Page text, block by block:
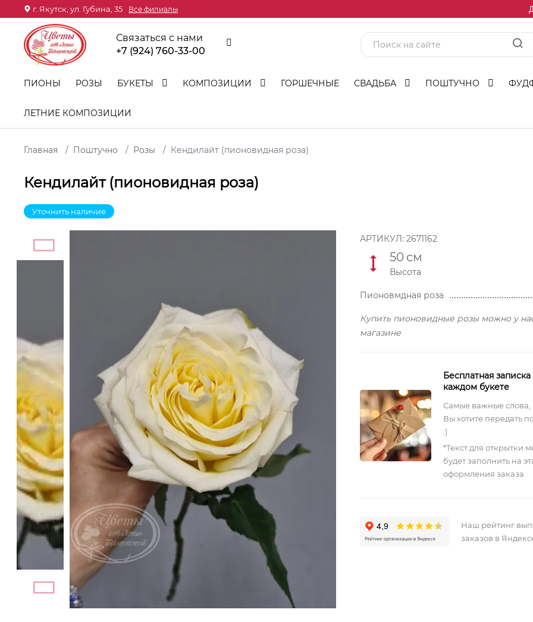
г. Якутск, ул. Губина, 35 Все филиалы
Связаться с нами
+7 (924) 760-33-00
ПИОНЫ РОЗЫ БУКЕТЫ КОМПОЗИЦИИ ГОРШЕЧНЫЕ СВАДЬБА ПОШТУЧНО
ЛЕТНИЕ КОМПОЗИЦИИ
Главная Поштучно Розы Кендилайт (пионовидная роза)
Кендилайт (пионовидная роза)
Уточнить наличие
АРТИКУЛ: 2671162
50 см
Высота
Пионовмдная роза
Купить пионовидные розы можно у
магазине
Бесплатная записка
каждом букете
Самые важные слова,
Вы хотите передать
:)
*Текст для открытки
будет заполнить на
оформления заказа
Наш рейтинг
заказов в